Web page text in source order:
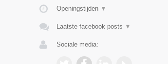
Openingstijden ▼
Laatste facebook posts ▼
Sociale media: